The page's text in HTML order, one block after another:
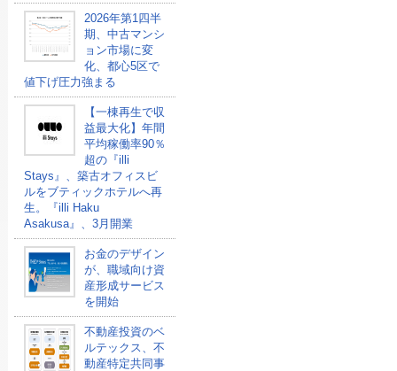
2026年第1四半
期、中古マンシ
ョン市場に変
化、都心5区で
値下げ圧力強まる
【一棟再生で収
益最大化】年間
平均稼働率90％
超の『illi
Stays』、築古オフィスビ
ルをブティックホテルへ再
生。『illi Haku
Asakusa』、3月開業
お金のデザイン
が、職域向け資
産形成サービス
を開始
不動産投資のベ
ルテックス、不
動産特定共同事